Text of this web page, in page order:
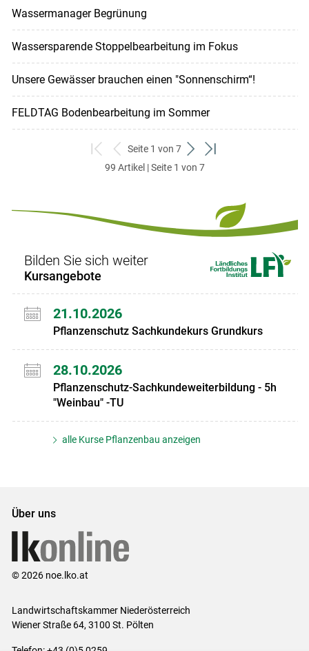
Wassermanager Begrünung
Wassersparende Stoppelbearbeitung im Fokus
Unsere Gewässer brauchen einen "Sonnenschirm“!
FELDTAG Bodenbearbeitung im Sommer
zum
ersten
zurück
zum
Seite 1 von 7
weiter
zum
zum
99 Artikel | Seite 1 von 7
Bilden Sie sich weiter
Kursangebote
21.10.2026
Pflanzenschutz Sachkundekurs Grundkurs
28.10.2026
Pflanzenschutz-Sachkundeweiterbildung - 5h
"Weinbau" -TU
alle Kurse Pflanzenbau anzeigen
Über uns
© 2026 noe.lko.at
Landwirtschaftskammer Niederösterreich
Wiener Straße 64, 3100 St. Pölten